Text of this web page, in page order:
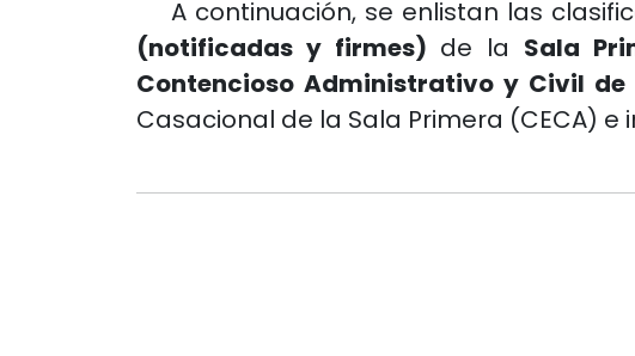
A continuación, se enlistan las
(notificadas y firmes) de la Sala
Contencioso Administrativo y Civil de
Casacional de la Sala Primera (CECA)